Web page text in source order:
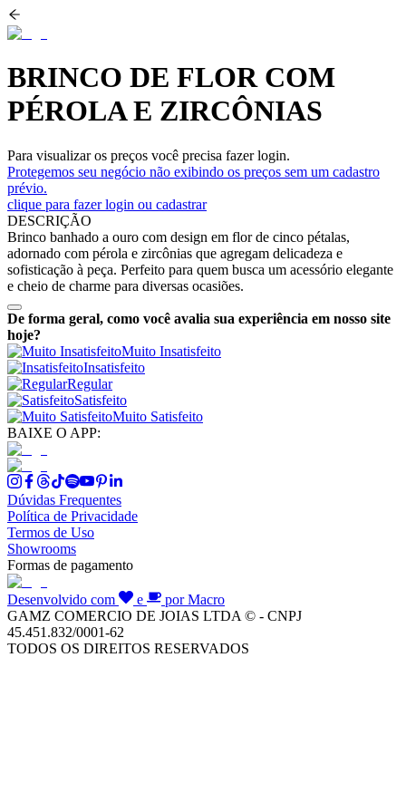
BRINCO DE FLOR COM
PÉROLA E ZIRCÔNIAS
Para visualizar os preços você precisa fazer login.
Protegemos seu negócio não exibindo os preços sem um cadastro
prévio.
clique para fazer login ou cadastrar
DESCRIÇÃO
Brinco banhado a ouro com design em flor de cinco pétalas,
adornado com pérola e zircônias que agregam delicadeza e
sofisticação à peça. Perfeito para quem busca um acessório elegante
e cheio de charme para diversas ocasiões.
De forma geral, como você avalia sua experiência em nosso site
hoje?
Muito Insatisfeito
Insatisfeito
Regular
Satisfeito
Muito Satisfeito
BAIXE O APP:
Dúvidas Frequentes
Política de Privacidade
Termos de Uso
Showrooms
Formas de pagamento
Desenvolvido com e
por Macro
GAMZ COMERCIO DE JOIAS LTDA © - CNPJ
45.451.832/0001-62
TODOS OS DIREITOS RESERVADOS